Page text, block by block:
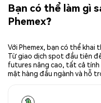
Bạn có thể làm gì
Phemex?
Với Phemex, bạn có thể khai
Từ giao dịch spot đầu tiên
futures nâng cao, tất cả
mật hàng đầu ngành và hỗ